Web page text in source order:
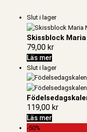
Slut i lager
Skissblock
79,00 kr
Läs mer
Slut i lager
119,00 kr
Läs mer
-50%